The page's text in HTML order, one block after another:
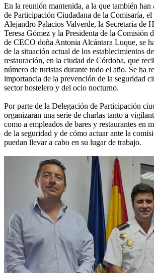
En la reunión mantenida, a la que también han
de Participación Ciudadana de la Comisaría,
Alejandro Palacios Valverde, la Secretaria de
Teresa Gómez y la Presidenta de la Comisión
de CECO doña Antonia Alcántara Luque, se
de la situación actual de los establecimientos
restauración, en la ciudad de Córdoba, que
número de turistas durante todo el año. Se ha
importancia de la prevención de la seguridad
sector hostelero y del ocio nocturno.
Por parte de la Delegación de Participación
organizaran una serie de charlas tanto a
como a empleados de bares y restaurantes en
de la seguridad y de cómo actuar ante la
puedan llevar a cabo en su lugar de trabajo.